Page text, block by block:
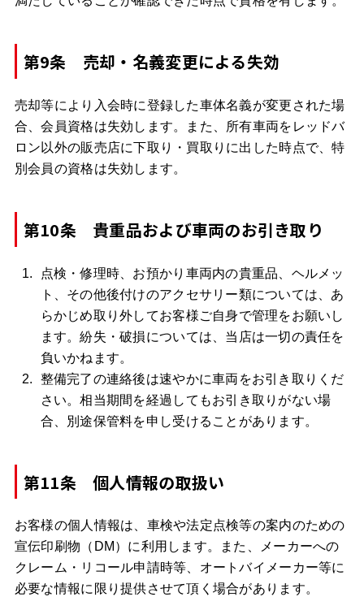
第9条 売却・名義変更による失効
売却等により入会時に登録した車体名義が変更された場
合、会員資格は失効します。また、所有車両をレッドバ
ロン以外の販売店に下取り・買取りに出した時点で、特
別会員の資格は失効します。
第10条 貴重品および車両のお引き取り
点検・修理時、お預かり車両内の貴重品、ヘルメッ
ト、その他後付けのアクセサリー類については、あ
らかじめ取り外してお客様ご自身で管理をお願いし
ます。紛失・破損については、当店は一切の責任を
負いかねます。
整備完了の連絡後は速やかに車両をお引き取りくだ
さい。相当期間を経過してもお引き取りがない場
合、別途保管料を申し受けることがあります。
第11条 個人情報の取扱い
お客様の個人情報は、車検や法定点検等の案内のための
宣伝印刷物（DM）に利用します。また、メーカーへの
クレーム・リコール申請時等、オートバイメーカー等に
必要な情報に限り提供させて頂く場合があります。